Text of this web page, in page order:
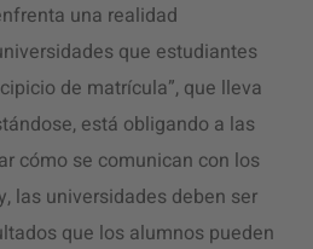
una realidad
que estudiantes
de matrícula”, que lleva
está obligando a las
cómo se comunican con los
las universidades deben ser
que los alumnos pueden